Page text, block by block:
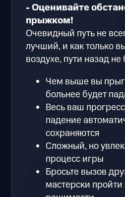
- Оценивайте
прыжком!
Очевидный путь не
лучший, и как только
воздухе, пути назад не
Чем выше вы
больнее будет
Весь ваш
падение
сохраняются
Сложный, но
процесс игры
Бросьте вызов
мастерски